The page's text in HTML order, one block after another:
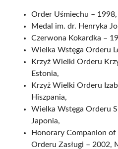
Order Uśmiechu – 1998,
Medal im. dr. Henryka
Czerwona Kokardka –
Wielka Wstęga Orderu
Krzyż Wielki Orderu
Estonia,
Krzyż Wielki Orderu
Hiszpania,
Wielka Wstęga Orderu
Japonia,
Honorary Companion
Orderu Zasługi – 2002,